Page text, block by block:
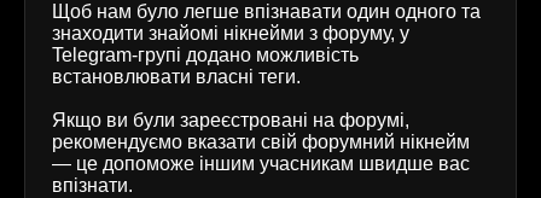
Щоб нам було легше впізнавати один одного та
знаходити знайомі нікнейми з форуму, у
Telegram-групі додано можливість
встановлювати власні теги.
Якщо ви були зареєстровані на форумі,
рекомендуємо вказати свій форумний нікнейм
— це допоможе іншим учасникам швидше вас
впізнати.